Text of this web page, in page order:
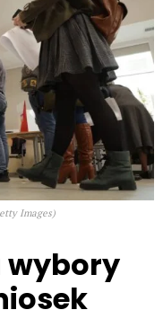
Images)
wybory